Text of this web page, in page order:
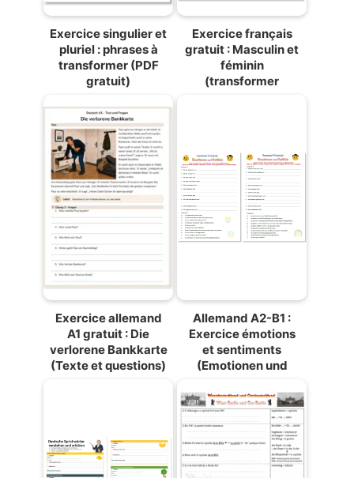
Exercice singulier et
pluriel : phrases à
transformer (PDF
gratuit)
Exercice français
gratuit : Masculin et
féminin
(transformer
Exercice allemand
A1 gratuit : Die
verlorene Bankkarte
(Texte et questions)
Allemand A2-B1 :
Exercice émotions
et sentiments
(Emotionen und
compléter